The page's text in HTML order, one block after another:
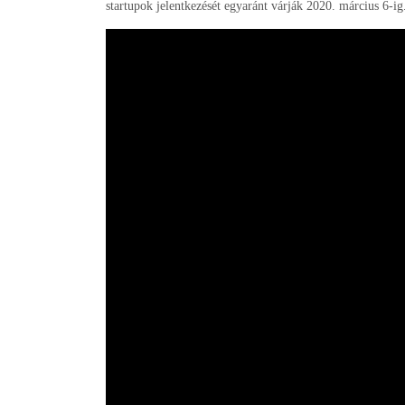
startupok jelentkezését egyaránt várják 2020. március 6-